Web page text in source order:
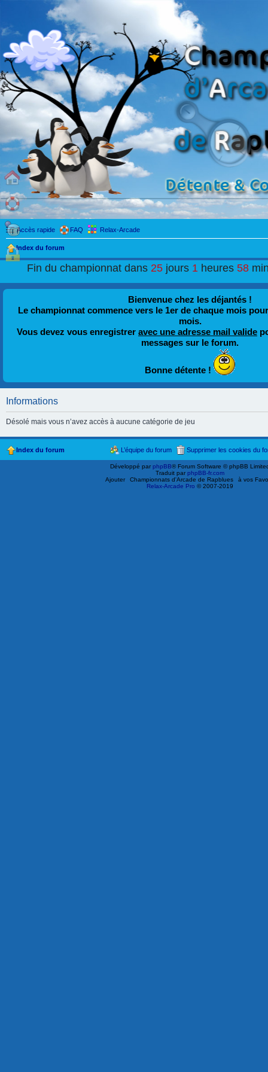
Accès rapide FAQ Relax-Arcade
Index du forum
Fin du championnat dans25 jours1 heures58
Bienvenue chez les déjantés !
Le championnat commence vers le 1er de chaque mois
mois.
Vous devez vous enregistrer avec une adresse mail valide
messages sur le forum.
Bonne détente !
Informations
Désolé mais vous n’avez accès à aucune catégorie de jeu
Index du forum Supprimer les cookies du
L’équipe du forum
Développé parphpBB® Forum Software © phpBB
Traduit parphpBB-fr.com
Ajouter
Championnats d'Arcade de Rapblues
à vos
Relax-Arcade Pro © 2007-2019